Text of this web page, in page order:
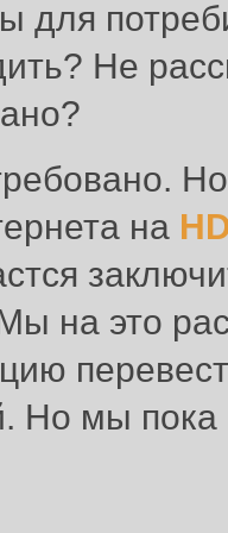
для
Не
на
на это
Но мы